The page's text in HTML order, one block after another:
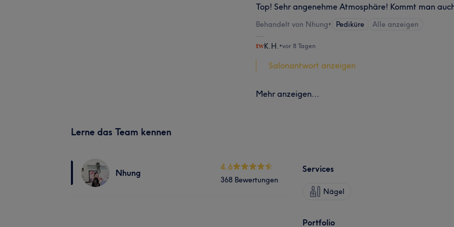
Top! Sehr angenehme Atmosphäre! Kommt man
Behandelt von Nhung• Pediküre Alle anzeigen
K.H. •vor 8 Tagen
Salonantwort anzeigen
Mehr anzeigen...
Lerne das Team kennen
Nhung
4.6
368 Bewertungen
Services
Nägel
Portfolio